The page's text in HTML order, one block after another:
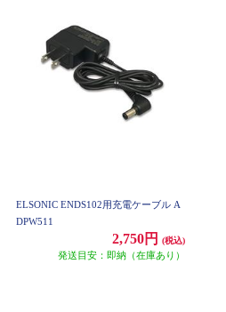
ELSONIC ENDS102用充電ケーブル A
DPW511
2,750円 (税込)
発送目安：即納（在庫あり）